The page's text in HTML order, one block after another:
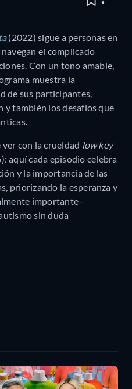
(2022) sigue a personas en
el complicado
Con un tono amable,
muestra la
de sus participantes,
y también los desafíos que
con la crueldad low key
aquí cada episodio celebra
y la importancia de las
priorizando la esperanza y
importante–
sin duda